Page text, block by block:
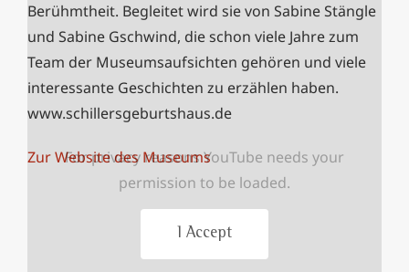
Berühmtheit. Begleitet wird sie von Sabine Stängle
und Sabine Gschwind, die schon viele Jahre zum
Team der Museumsaufsichten gehören und viele
interessante Geschichten zu erzählen haben.
www.schillersgeburtshaus.de
Zur Website des Museums
For privacy reasons YouTube needs your
permission to be loaded.
I Accept